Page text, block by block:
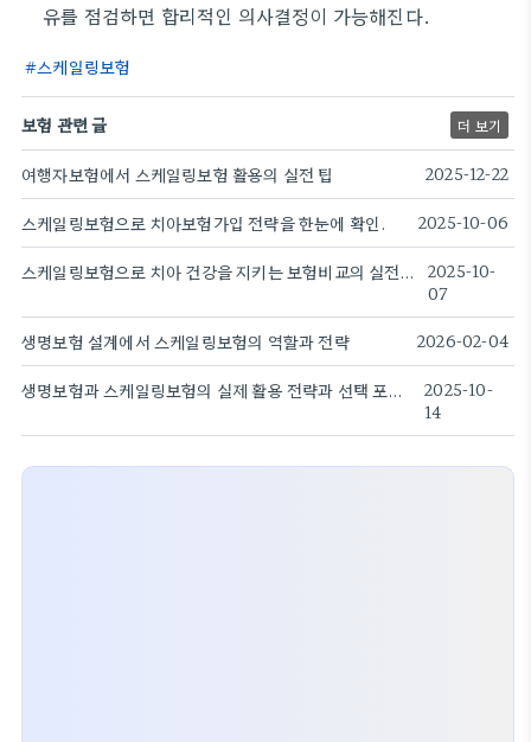
유를 점검하면 합리적인 의사결정이 가능해진다.
스케일링보험
보험 관련 글 더 보기
여행자보험에서 스케일링보험 활용의 실전 팁 2025-12-22
스케일링보험으로 치아보험가입 전략을 한눈에 확인. 2025-10-06
스케일링보험으로 치아 건강을 지키는 보험비교의 실전 가이드.
2025-10-
07
생명보험 설계에서 스케일링보험의 역할과 전략 2026-02-04
생명보험과 스케일링보험의 실제 활용 전략과 선택 포인트
2025-10-
14